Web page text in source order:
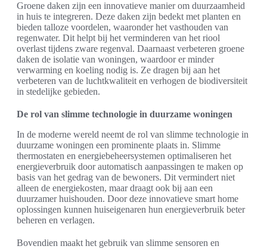
Groene daken zijn een innovatieve manier om duurzaamheid
in huis te integreren. Deze daken zijn bedekt met planten en
bieden talloze voordelen, waaronder het vasthouden van
regenwater. Dit helpt bij het verminderen van het riool
overlast tijdens zware regenval. Daarnaast verbeteren groene
daken de isolatie van woningen, waardoor er minder
verwarming en koeling nodig is. Ze dragen bij aan het
verbeteren van de luchtkwaliteit en verhogen de biodiversiteit
in stedelijke gebieden.
De rol van slimme technologie in duurzame woningen
In de moderne wereld neemt de rol van slimme technologie in
duurzame woningen een prominente plaats in. Slimme
thermostaten en energiebeheersystemen optimaliseren het
energieverbruik door automatisch aanpassingen te maken op
basis van het gedrag van de bewoners. Dit vermindert niet
alleen de energiekosten, maar draagt ook bij aan een
duurzamer huishouden. Door deze innovatieve smart home
oplossingen kunnen huiseigenaren hun energieverbruik beter
beheren en verlagen.
Bovendien maakt het gebruik van slimme sensoren en